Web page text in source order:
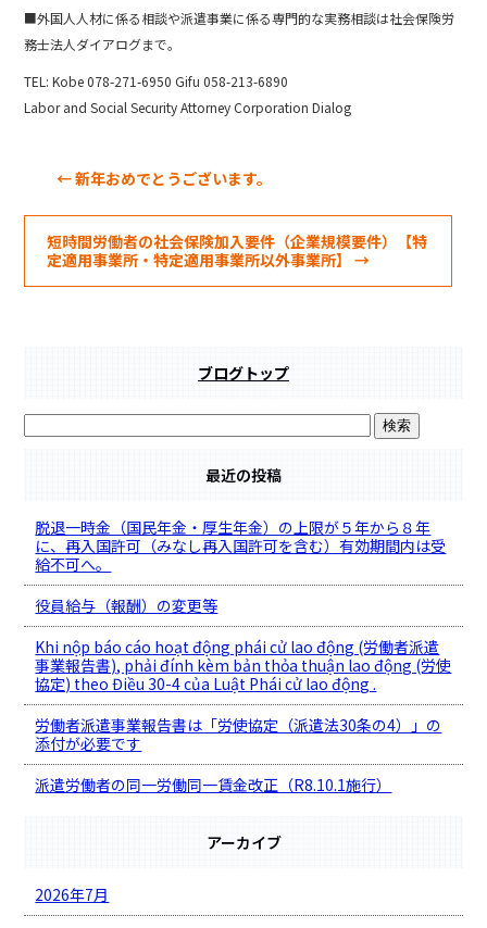
■外国人人材に係る相談や派遣事業に係る専門的な実務相談は社会保険労
務士法人ダイアログまで。
TEL: Kobe 078-271-6950 Gifu 058-213-6890
Labor and Social Security Attorney Corporation Dialog
←新年おめでとうございます。
短時間労働者の社会保険加入要件（企業規模要件）【特
定適用事業所・特定適用事業所以外事業所】→
ブログトップ
最近の投稿
脱退一時金（国民年金・厚生年金）の上限が５年から８年
に、再入国許可（みなし再入国許可を含む）有効期間内は受
給不可へ。
役員給与（報酬）の変更等
Khi nộp báo cáo hoạt động phái cử lao động (労働者派遣
事業報告書), phải đính kèm bản thỏa thuận lao động (労使
協定) theo Điều 30-4 của Luật Phái cử lao động .
労働者派遣事業報告書は「労使協定（派遣法30条の4）」の
添付が必要です
派遣労働者の同一労働同一賃金改正（R8.10.1施行）
アーカイブ
2026年7月